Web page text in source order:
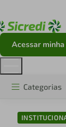
Acessar
Categorias